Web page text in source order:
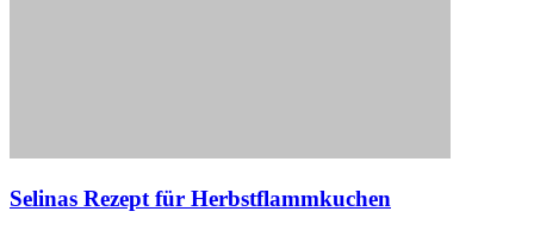
Selinas Rezept für Herbstflammkuchen